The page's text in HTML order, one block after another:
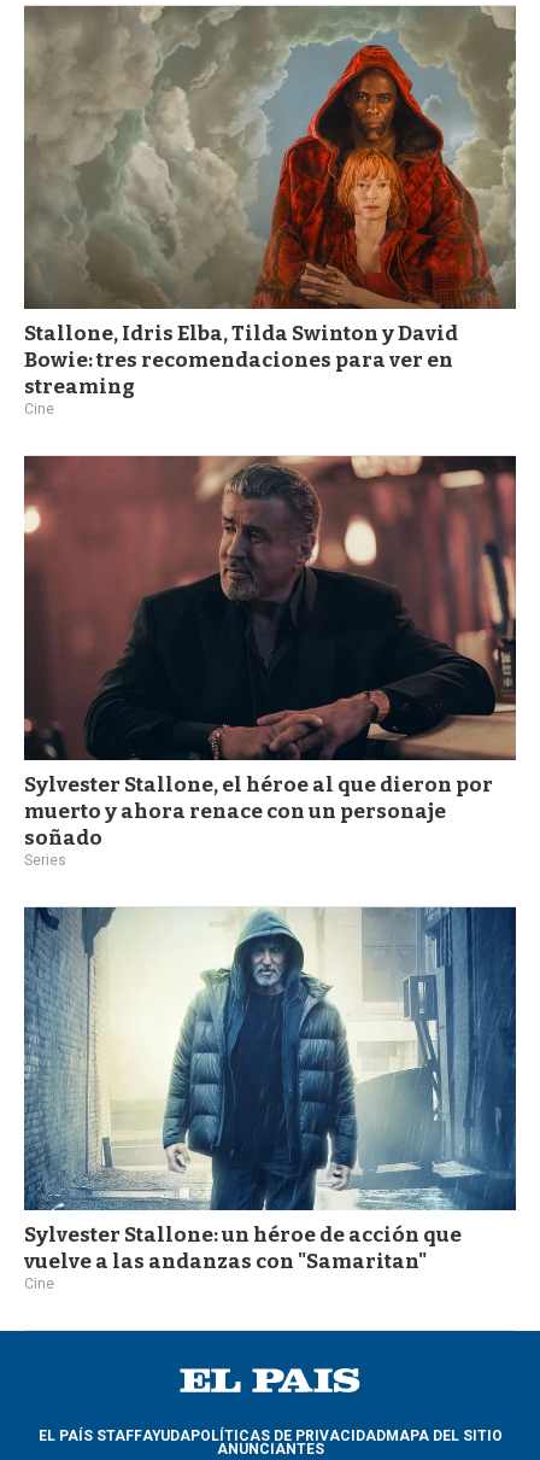
Stallone, Idris Elba, Tilda Swinton y David
Bowie: tres recomendaciones para ver en
streaming
Cine
Sylvester Stallone, el héroe al que dieron por
muerto y ahora renace con un personaje
soñado
Series
Sylvester Stallone: un héroe de acción que
vuelve a las andanzas con "Samaritan"
Cine
EL PAÍS STAFFAYUDAPOLÍTICAS DE PRIVACIDADMAPA DEL SITIO
ANUNCIANTES